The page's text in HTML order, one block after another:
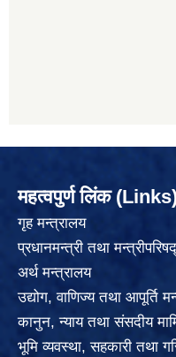
महत्वपुर्ण लिंक
गृह मन्त्रालय
प्रधानमन्त्री तथा
अर्थ मन्त्रालय
उद्योग, वाणिज्य तथा आपूर्ति
कानुन, न्याय तथा संसदीय
भूमि व्यवस्था, सहकारी तथा